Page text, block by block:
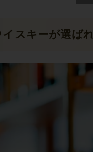
イスキーが選ば